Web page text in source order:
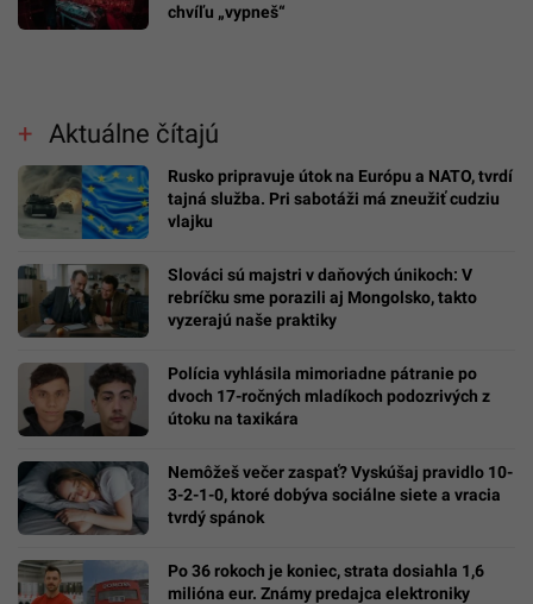
chvíľu „vypneš“
Aktuálne čítajú
Rusko pripravuje útok na Európu a NATO, tvrdí
tajná služba. Pri sabotáži má zneužiť cudziu
vlajku
Slováci sú majstri v daňových únikoch: V
rebríčku sme porazili aj Mongolsko, takto
vyzerajú naše praktiky
Polícia vyhlásila mimoriadne pátranie po
dvoch 17-ročných mladíkoch podozrivých z
útoku na taxikára
Nemôžeš večer zaspať? Vyskúšaj pravidlo 10-
3-2-1-0, ktoré dobýva sociálne siete a vracia
tvrdý spánok
Po 36 rokoch je koniec, strata dosiahla 1,6
milióna eur. Známy predajca elektroniky